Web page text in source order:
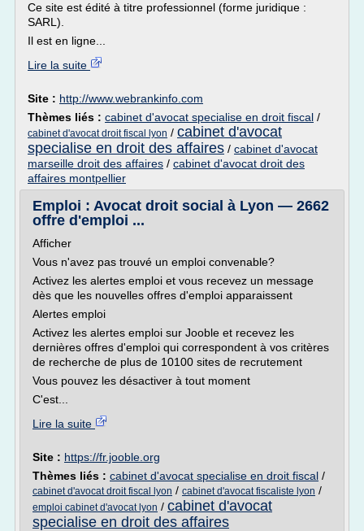
Ce site est édité à titre professionnel (forme juridique :
SARL).
Il est en ligne...
Lire la suite
Site : http://www.webrankinfo.com
Thèmes liés : cabinet d'avocat specialise en droit fiscal /
cabinet d'avocat droit fiscal lyon / cabinet d'avocat
specialise en droit des affaires / cabinet d'avocat
marseille droit des affaires / cabinet d'avocat droit des
affaires montpellier
Emploi : Avocat droit social à Lyon — 2662
offre d'emploi ...
Afficher
Vous n'avez pas trouvé un emploi convenable?
Activez les alertes emploi et vous recevez un message
dès que les nouvelles offres d'emploi apparaissent
Alertes emploi
Activez les alertes emploi sur Jooble et recevez les
dernières offres d'emploi qui correspondent à vos critères
de recherche de plus de 10100 sites de recrutement
Vous pouvez les désactiver à tout moment
C'est...
Lire la suite
Site : https://fr.jooble.org
Thèmes liés : cabinet d'avocat specialise en droit fiscal /
cabinet d'avocat droit fiscal lyon / cabinet d'avocat fiscaliste lyon /
emploi cabinet d'avocat lyon / cabinet d'avocat
specialise en droit des affaires